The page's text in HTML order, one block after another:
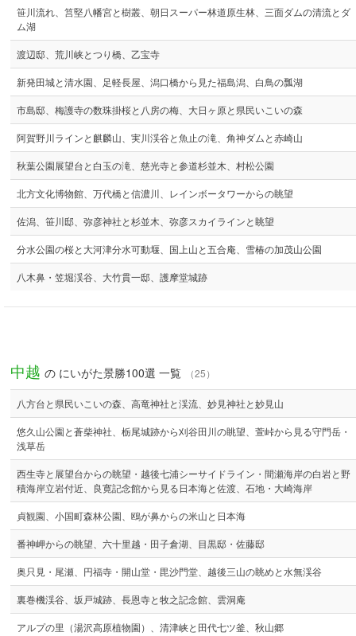
笹川流れ、筥堅八幡宮と樹叢、朝日スーパー林道原生林、三面ダムの清流とダ
ム湖
渡辺邸、荒川峡とつり橋、乙宝寺
新発田城と清水園、足軽長屋、潟口橋から見た福島潟、白鳥の瓢湖
市島邸、梅護寺の数珠掛桜と八房の梅、大日ヶ原と県民いこいの森
阿賀野川ラインと麒麟山、実川渓谷と魚止の滝、角神ダムと赤崎山
秋葉公園展望台と白玉の滝、慈光寺と参道杉並木、村松公園
北方文化博物館、万代橋と信濃川、レインボータワーからの眺望
佐潟、笹川邸、弥彦神社と杉並木、弥彦スカイラインと眺望
分水公園の桜と大河津分水可動堰、国上山と五合庵、雪椿の加茂山公園
八木鼻・笠堀渓谷、大竹貫一邸、護摩堂城跡
中越 の にいがた景勝100選 一覧 （25）
八方台と県民いこいの森、高竜神社と渓流、妙見神社と妙見山
悠久山公園と蒼柴神社、栃尾城跡から刈谷田川の眺望、萱峠から見る守門岳・
浅草岳
西生寺と展望台からの眺望・越後七浦シーサイドライン・間瀬海岸の白岩と野
積海岸立岩付近、良寛記念館から見る日本海と佐渡、石地・大崎海岸
貞観園、小国町森林公園、鴎が鼻からの米山と日本海
番神岬からの眺望、六十里越・田子倉湖、目黒邸・佐藤邸
奥只見・尾瀬、円福寺・開山堂・毘沙門堂、越後三山の眺めと水無渓谷
裏巻機渓谷、坂戸城跡、長恩寺と牧之記念館、雲洞庵
アルプの里（湯沢高原植物園）、清津峡と田代七ツ釜、秋山郷